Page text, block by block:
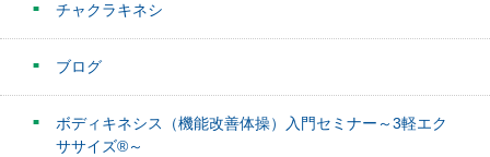
チャクラキネシ
ブログ
ボディキネシス（機能改善体操）入門セミナー～3軽エク
ササイズ®～